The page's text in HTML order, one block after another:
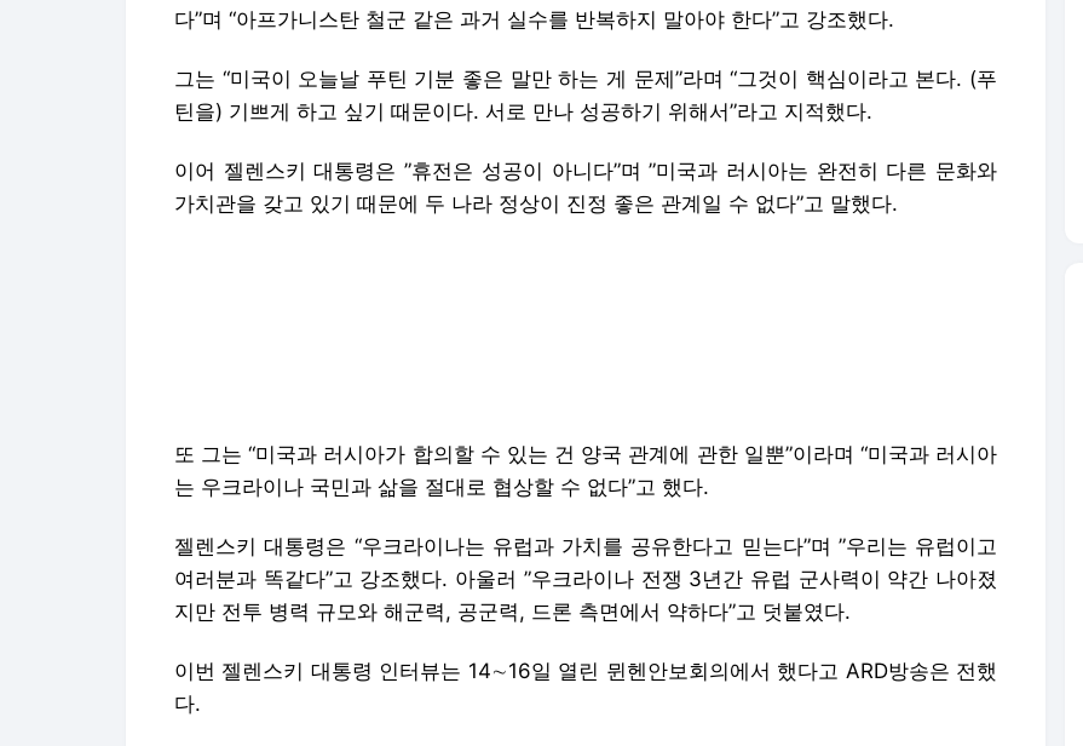
다”며 “아프가니스탄 철군 같은 과거 실수를 반복하지 말아야 한다”고 강조했다.
그는 “미국이 오늘날 푸틴 기분 좋은 말만 하는 게 문제”라며 “그것이 핵심이라고 본다. (푸
틴을) 기쁘게 하고 싶기 때문이다. 서로 만나 성공하기 위해서”라고 지적했다.
이어 젤렌스키 대통령은 ”휴전은 성공이 아니다”며 ”미국과 러시아는 완전히 다른 문화와
가치관을 갖고 있기 때문에 두 나라 정상이 진정 좋은 관계일 수 없다”고 말했다.
이번 젤렌스키 대통령 인터뷰는 14∼16일 열린 뮌헨안보회의에서 했다고 ARD방송은 전했
한편 젤렌스키 대통령은 레제프 타이이프 에르도안 튀르키예 대통령과 회담을 위해 이날
영부인과 함께 튀르키예를 방문한 것으로 알려졌다. 젤렌스키 대통령은 미국과 러시아가
보하는 모양새다.